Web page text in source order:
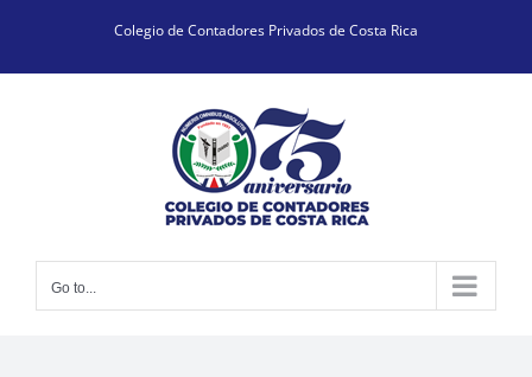
content
Colegio de Contadores Privados de Costa Rica
Go to...